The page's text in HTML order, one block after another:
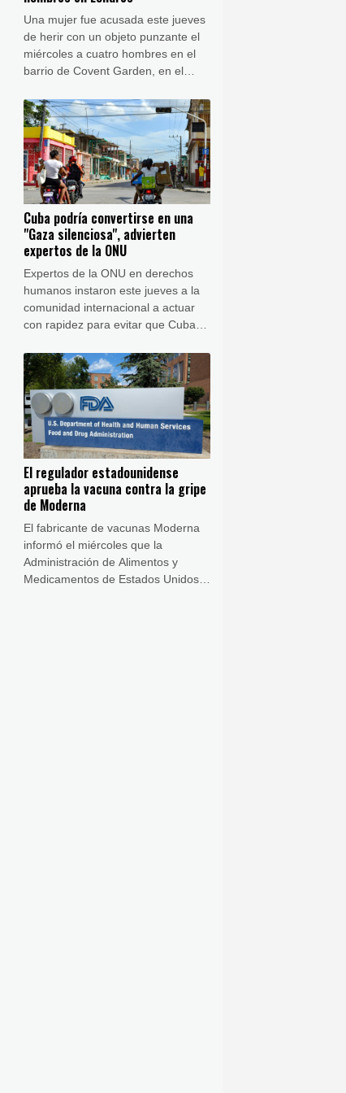
Una mujer fue acusada este jueves
de herir con un objeto punzante el
miércoles a cuatro hombres en el
barrio de Covent Garden, en el
policía, en un incidente relacionado
con "problemas de salud mental".
Cuba podría convertirse en una
"Gaza silenciosa", advierten
expertos de la ONU
Expertos de la ONU en derechos
humanos instaron este jueves a la
comunidad internacional a actuar
con rapidez para evitar que Cuba
silenciosa" como consecuencia de
las sanciones impuestas por
Estados Unidos.
El regulador estadounidense
aprueba la vacuna contra la gripe
de Moderna
El fabricante de vacunas Moderna
informó el miércoles que la
Administración de Alimentos y
Medicamentos de Estados Unidos